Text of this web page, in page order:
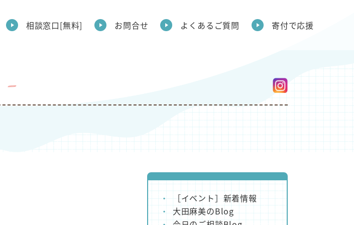
相談窓口[無料] お問合せ よくあるご質問 寄付で応援
［イベント］新着情報
大田麻美のBlog